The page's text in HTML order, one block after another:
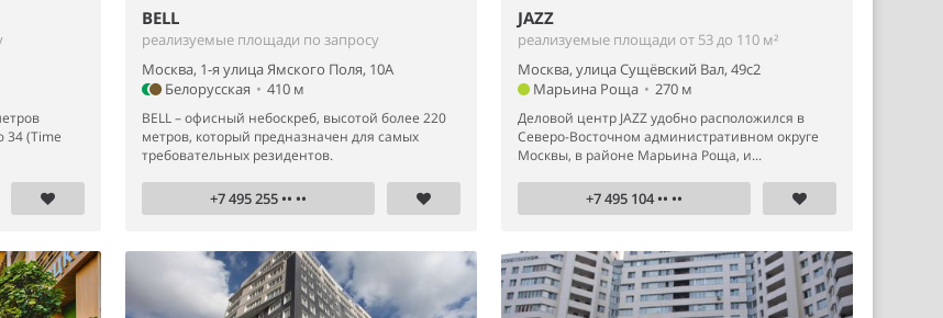
34 (Time
BELL
реализуемые площади по запросу
Москва, 1-я улица Ямского Поля, 10А
Белорусская • 410 м
BELL – офисный небоскреб, высотой более 220
метров, который предназначен для самых
требовательных резидентов.
+7 495 255 •• ••
JAZZ
реализуемые площади от 53 до 110 м²
Москва, улица Сущёвский Вал, 49с2
Марьина Роща • 270 м
Деловой центр JAZZ удобно расположился в
Северо-Восточном административном округе
Москвы, в районе Марьина Роща, и...
+7 495 104 •• ••